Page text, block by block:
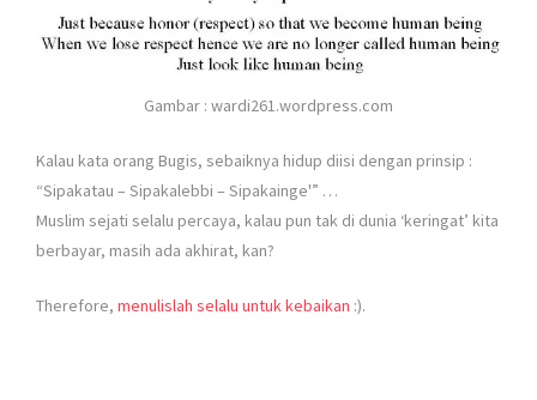
Gambar : wardi261.wordpress.com
Kalau kata orang Bugis, sebaiknya hidup diisi dengan prinsip :
“Sipakatau – Sipakalebbi – Sipakainge'” …
Muslim sejati selalu percaya, kalau pun tak di dunia ‘keringat’ kita
berbayar, masih ada akhirat, kan?
Therefore, menulislah selalu untuk kebaikan :).